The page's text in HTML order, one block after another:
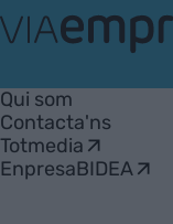
Empresa
Qui som
Contacta'ns
Totmedia
EnpresaBIDEA